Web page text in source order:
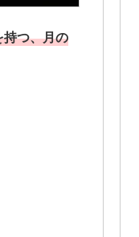
つ、月の